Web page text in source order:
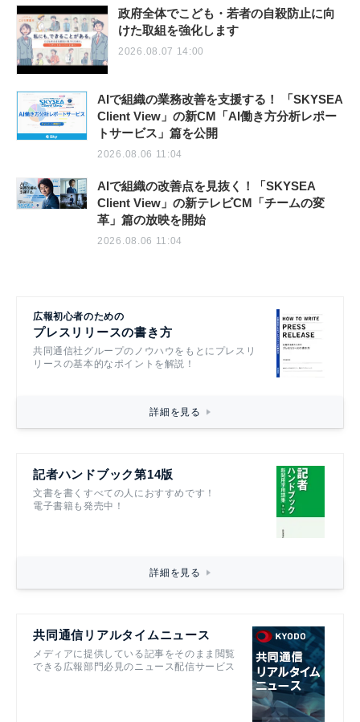
政府全体でこども・若者の自殺防止に向
けた取組を強化します
2026.08.07 14:00
AIで組織の業務改善を支援する！ 「SKYSEA
Client View」の新CM「AI働き方分析レポー
トサービス」篇を公開
2026.08.06 11:04
AIで組織の改善点を見抜く！「SKYSEA
Client View」の新テレビCM「チームの変
革」篇の放映を開始
2026.08.06 11:04
広報初心者のための
プレスリリースの書き方
共同通信社グループのノウハウをもとにプレスリ
リースの基本的なポイントを解説！
詳細を見る
記者ハンドブック第14版
文書を書くすべての人におすすめです！
電子書籍も発売中！
詳細を見る
共同通信リアルタイムニュース
メディアに提供している記事をそのまま閲覧
できる広報部門必見のニュース配信サービス